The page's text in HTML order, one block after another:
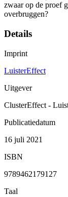
zwaar op de proef
overbruggen?
Details
Imprint
LuisterEffect
Uitgever
ClusterEffect -
Publicatiedatum
16 juli 2021
ISBN
9789462179127
Taal